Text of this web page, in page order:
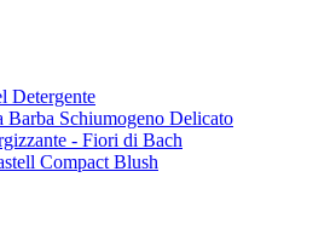
Detergente
Schiumogeno Delicato
- Fiori di Bach
Compact Blush